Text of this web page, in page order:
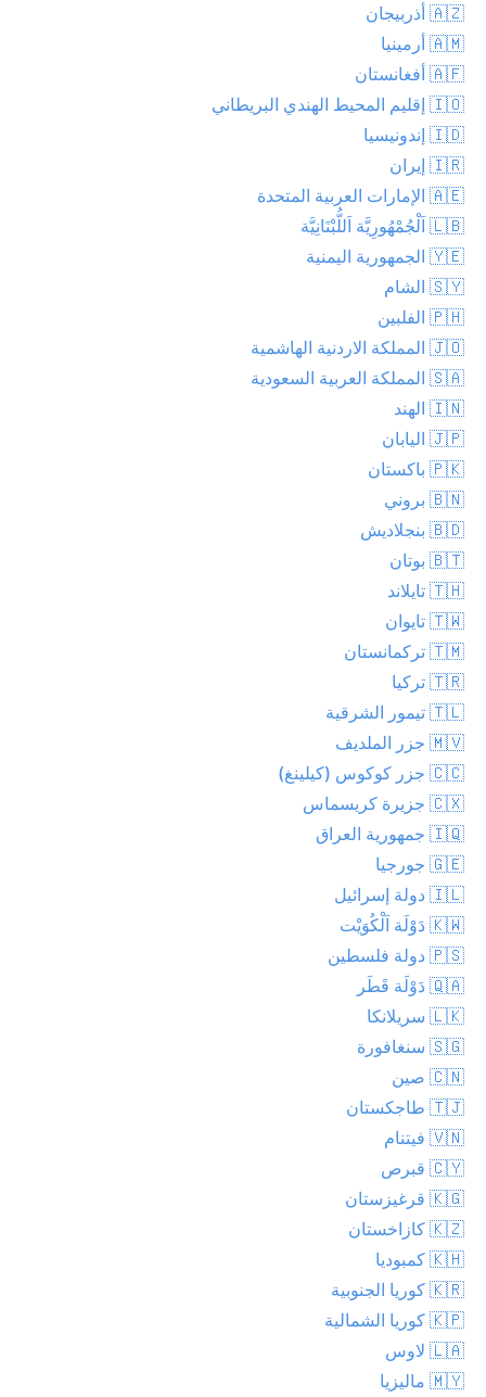
🇦🇿 أذربيجان
🇦🇲 أرمينيا
🇦🇫 أفغانستان
🇮🇴 إقليم المحيط الهندي البريطاني
🇮🇩 إندونيسيا
🇮🇷 إيران
🇦🇪 الإمارات العربية المتحدة
🇱🇧 اَلْجُمْهُورِيَّة اَللُّبْنَانِيَّة
🇾🇪 الجمهورية اليمنية
🇸🇾 الشام
🇵🇭 الفلبين
🇯🇴 المملكة الاردنية الهاشمية
🇸🇦 المملكة العربية السعودية
🇮🇳 الهند
🇯🇵 اليابان
🇵🇰 باكستان
🇧🇳 بروني
🇧🇩 بنجلاديش
🇧🇹 بوتان
🇹🇭 تايلاند
🇹🇼 تايوان
🇹🇲 تركمانستان
🇹🇷 تركيا
🇹🇱 تيمور الشرقية
🇲🇻 جزر الملديف
🇨🇨 جزر كوكوس (كيلينغ)
🇨🇽 جزيرة كريسماس
🇮🇶 جمهورية العراق
🇬🇪 جورجيا
🇮🇱 دولة إسرائيل
🇰🇼 دَوْلَة اَلْكُوَيْت
🇵🇸 دولة فلسطين
🇶🇦 دَوْلَة قَطَر
🇱🇰 سريلانكا
🇸🇬 سنغافورة
🇨🇳 صين
🇹🇯 طاجكستان
🇻🇳 فيتنام
🇨🇾 قبرص
🇰🇬 قرغيزستان
🇰🇿 كازاخستان
🇰🇭 كمبوديا
🇰🇷 كوريا الجنوبية
🇰🇵 كوريا الشمالية
🇱🇦 لاوس
🇲🇾 ماليزيا